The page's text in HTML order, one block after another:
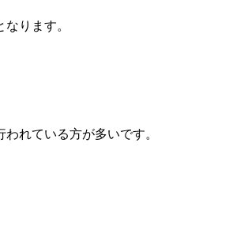
ります。
れている方が多いです。